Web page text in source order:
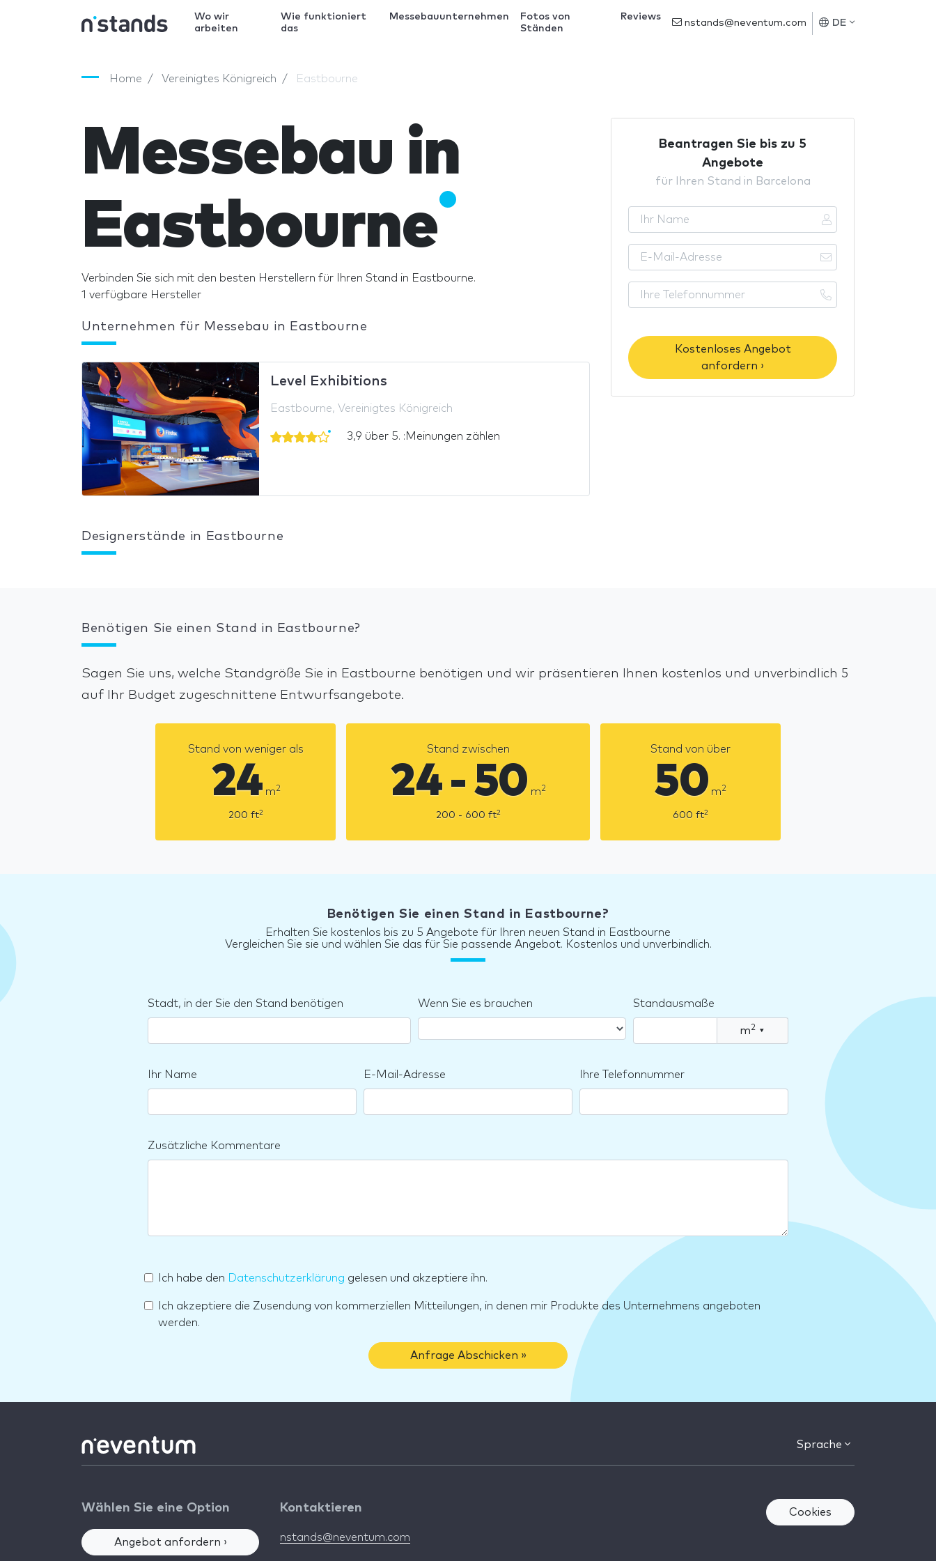
Wo wir
arbeiten
Wie funktioniert
das
Messebauunternehmen
Fotos von
Ständen
Reviews
nstands@neventum.com DE
Home Vereinigtes Königreich Eastbourne
Messebau in
Eastbourne
Verbinden Sie sich mit den besten Herstellern für Ihren Stand in Eastbourne.
1 verfügbare Hersteller
Unternehmen für Messebau in Eastbourne
Level Exhibitions
Eastbourne, Vereinigtes Königreich
3,9 über 5. :Meinungen zählen
Beantragen Sie bis zu 5
Angebote
für Ihren Stand in Barcelona
Kostenloses Angebot
anfordern ›
Designerstände in Eastbourne
Benötigen Sie einen Stand in Eastbourne?
Sagen Sie uns, welche Standgröße Sie in Eastbourne benötigen und wir präsentieren Ihnen kostenlos und unverbindlich 5
auf Ihr Budget zugeschnittene Entwurfsangebote.
Stand von weniger als
24 m2
200 ft2
Stand zwischen
24 - 50 m2
200 - 600 ft2
Stand von über
50 m2
600 ft2
Benötigen Sie einen Stand in Eastbourne?
Erhalten Sie kostenlos bis zu 5 Angebote für Ihren neuen Stand in Eastbourne
Vergleichen Sie sie und wählen Sie das für Sie passende Angebot. Kostenlos und unverbindlich.
Stadt, in der Sie den Stand benötigen Wenn Sie es brauchen Standausmaße
m2 ▾
Ihr Name E-Mail-Adresse Ihre Telefonnummer
Zusätzliche Kommentare
Ich habe den Datenschutzerklärung gelesen und akzeptiere ihn.
Ich akzeptiere die Zusendung von kommerziellen Mitteilungen, in denen mir Produkte des Unternehmens angeboten
werden.
Anfrage Abschicken »
Sprache
Wählen Sie eine Option
Angebot anfordern ›
Kontaktieren
nstands@neventum.com
Cookies